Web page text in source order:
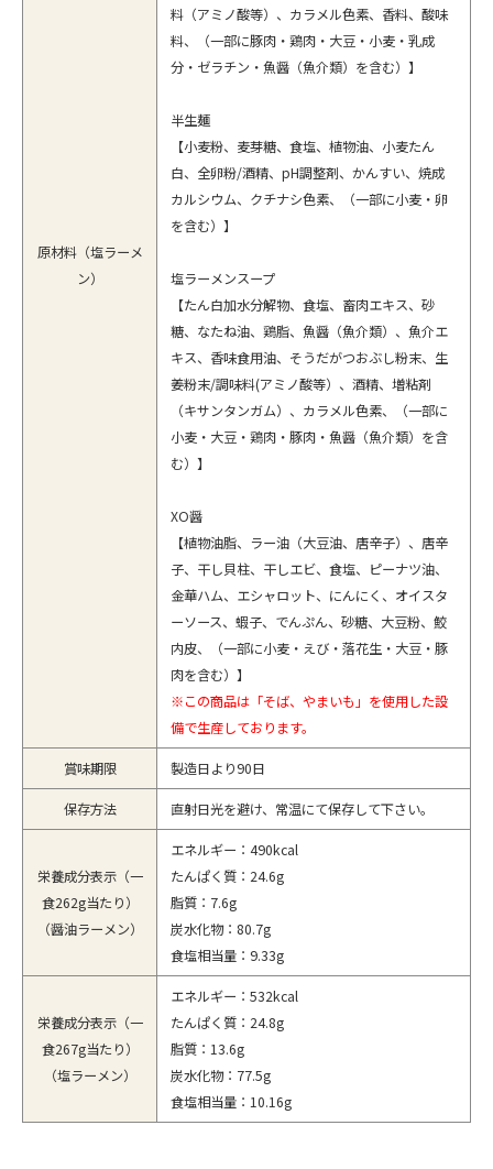
原材料（塩ラーメ
ン）
料（アミノ酸等）、カラメル色素、香料、酸味
料、（一部に豚肉・鶏肉・大豆・小麦・乳成
分・ゼラチン・魚醤（魚介類）を含む）】
半生麺
【小麦粉、麦芽糖、食塩、植物油、小麦たん
白、全卵粉/酒精、pH調整剤、かんすい、焼成
カルシウム、クチナシ色素、（一部に小麦・卵
を含む）】
塩ラーメンスープ
【たん白加水分解物、食塩、畜肉エキス、砂
糖、なたね油、鶏脂、魚醤（魚介類）、魚介エ
キス、香味食用油、そうだがつおぶし粉末、生
姜粉末/調味料(アミノ酸等）、酒精、増粘剤
（キサンタンガム）、カラメル色素、（一部に
小麦・大豆・鶏肉・豚肉・魚醤（魚介類）を含
む）】
XO醤
【植物油脂、ラー油（大豆油、唐辛子）、唐辛
子、干し貝柱、干しエビ、食塩、ピーナツ油、
金華ハム、エシャロット、にんにく、オイスタ
ーソース、蝦子、でんぷん、砂糖、大豆粉、鮫
内皮、（一部に小麦・えび・落花生・大豆・豚
肉を含む）】
※この商品は「そば、やまいも」を使用した設
備で生産しております。
賞味期限 製造日より90日
保存方法 直射日光を避け、常温にて保存して下さい。
栄養成分表示（一
食262g当たり）
（醤油ラーメン）
エネルギー：490kcal
たんぱく質：24.6g
脂質：7.6g
炭水化物：80.7g
食塩相当量：9.33g
栄養成分表示（一
食267g当たり）
（塩ラーメン）
エネルギー：532kcal
たんぱく質：24.8g
脂質：13.6g
炭水化物：77.5g
食塩相当量：10.16g